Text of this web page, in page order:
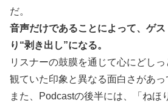
だ。
音声だけであることによって、ゲス
り“剥き出し”になる。
リスナーの鼓膜を通じて心にどし
観ていた印象と異なる面白さがあっ
また、Podcastの後半には、「ねほ